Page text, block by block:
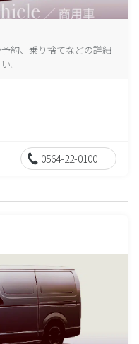
約、乗り捨てなどの詳細
。
0564-22-0100